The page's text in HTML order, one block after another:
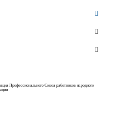
Профессионального Союза работников народного